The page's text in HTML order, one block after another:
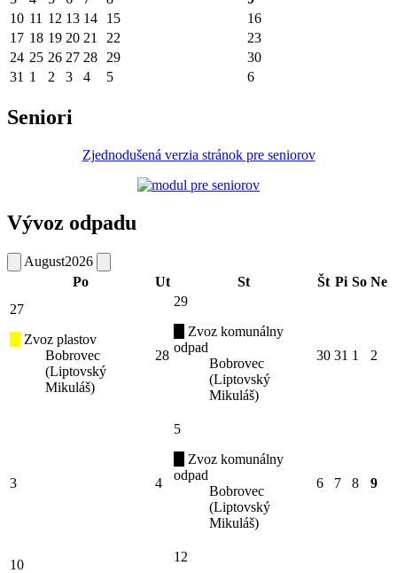
10 11 12 13 14 15
16
17 18 19 20 21 22
23
24 25 26 27 28 29
30
31 1 2 3 4 5 6
Seniori
Zjednodušená verzia stránok pre seniorov
Vývoz odpadu
August2026
Po
Ut St Št Pi So Ne
27
Zvoz plastov
Bobrovec
(Liptovský
Mikuláš)
28
29
Zvoz komunálny
odpad
Bobrovec
(Liptovský
Mikuláš)
30 31 1 2
3 4
5
Zvoz komunálny
odpad
Bobrovec
(Liptovský
Mikuláš)
6 7 8 9
10
12